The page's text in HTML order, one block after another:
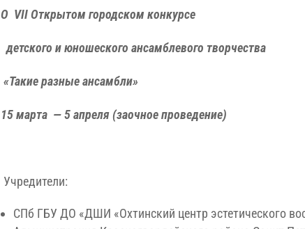
О VIIОткрытом городском конкурсе
детского и юношеского ансамблевого творчества
«Такие разные ансамбли»
15 марта — 5 апреля (заочное проведение)
Учредители:
СПб ГБУ ДО «ДШИ «Охтинский центр эстетического